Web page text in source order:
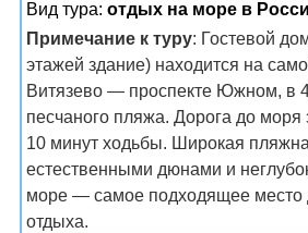
Вид тура: отдых на море в
Примечание к туру: Гостевой
этажей здание) находится на
Витязево — проспекте Южном, в
песчаного пляжа. Дорога до моря
10 минут ходьбы. Широкая
естественными дюнами и
море — самое подходящее место
отдыха.